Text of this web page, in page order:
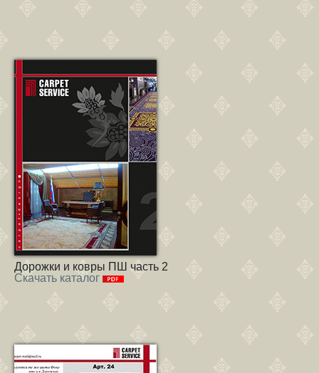
Дорожки и ковры ПШ часть 2
Скачать каталог